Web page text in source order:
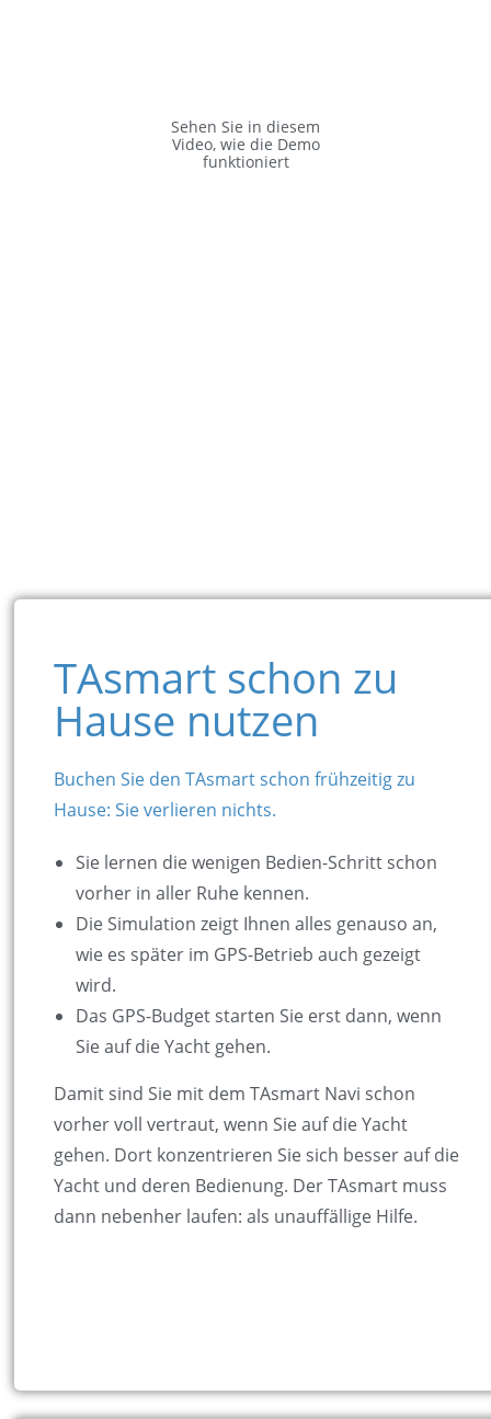
Sehen Sie in diesem
Video, wie die Demo
funktioniert
TAsmart schon zu
Hause nutzen
Buchen Sie den TAsmart schon frühzeitig zu
Hause: Sie verlieren nichts.
Sie lernen die wenigen Bedien-Schritt schon
vorher in aller Ruhe kennen.
Die Simulation zeigt Ihnen alles genauso an,
wie es später im GPS-Betrieb auch gezeigt
wird.
Das GPS-Budget starten Sie erst dann, wenn
Sie auf die Yacht gehen.
Damit sind Sie mit dem TAsmart Navi schon
vorher voll vertraut, wenn Sie auf die Yacht
gehen. Dort konzentrieren Sie sich besser auf die
Yacht und deren Bedienung. Der TAsmart muss
dann nebenher laufen: als unauffällige Hilfe.